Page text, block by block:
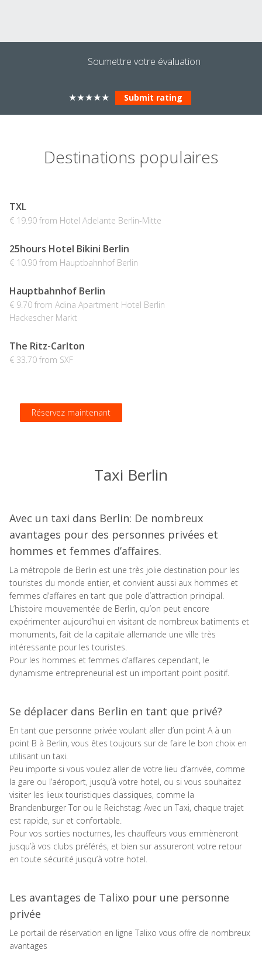
Soumettre votre évaluation
★
★
★
★
★
Destinations populaires
TXL
€ 19.90 from Hotel Adelante Berlin-Mitte
Réservez maintenant
25hours Hotel Bikini Berlin
€ 10.90 from Hauptbahnhof Berlin
Réservez maintenant
Hauptbahnhof Berlin
€ 9.70 from Adina Apartment Hotel Berlin
Hackescher Markt
Réservez maintenant
The Ritz-Carlton
€ 33.70 from SXF
Réservez maintenant
Taxi Berlin
Avec un taxi dans Berlin: De nombreux
avantages pour des personnes privées et
hommes et femmes d’affaires.
La métropole de Berlin est une très jolie destination pour les
touristes du monde entier, et convient aussi aux hommes et
femmes d’affaires en tant que pole d’attraction principal.
L’histoire mouvementée de Berlin, qu’on peut encore
expérimenter aujourd’hui en visitant de nombreux batiments et
monuments, fait de la capitale allemande une ville très
intéressante pour les touristes.
Pour les hommes et femmes d’affaires cependant, le
dynamisme entrepreneurial est un important point positif.
Se déplacer dans Berlin en tant que privé?
En tant que personne privée voulant aller d’un point A à un
point B à Berlin, vous êtes toujours sur de faire le bon choix en
utilisant un taxi.
Peu importe si vous voulez aller de votre lieu d’arrivée, comme
la gare ou l’aéroport, jusqu’à votre hotel, ou si vous souhaitez
visiter les lieux touristiques classiques, comme la
Brandenburger Tor ou le Reichstag: Avec un Taxi, chaque trajet
est rapide, sur et confortable.
Pour vos sorties nocturnes, les chauffeurs vous emmèneront
jusqu’à vos clubs préférés, et bien sur assureront votre retour
en toute sécurité jusqu’à votre hotel.
Les avantages de Talixo pour une personne
privée
Le portail de réservation en ligne Talixo vous offre de nombreux
avantages